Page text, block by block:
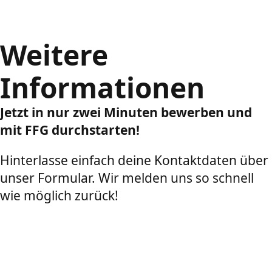
Weitere
Informationen
Jetzt in nur zwei Minuten bewerben und
mit FFG durchstarten!
Hinterlasse einfach deine Kontaktdaten über
unser Formular. Wir melden uns so schnell
wie möglich zurück!